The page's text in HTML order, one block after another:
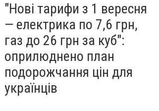
"Нові тарифи з 1 вересня
— електрика по 7,6 грн,
газ до 26 грн за куб":
оприлюднено план
подорожчання цін для
українців